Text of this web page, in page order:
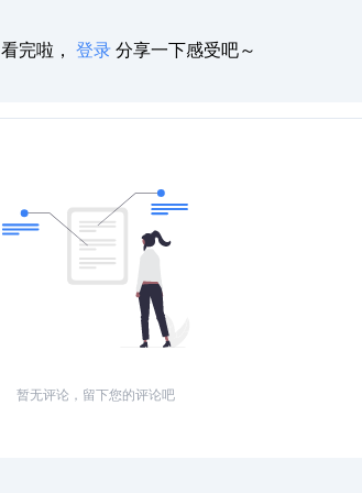
看完啦， 登录分享一下感受吧～
暂无评论，留下您的评论吧